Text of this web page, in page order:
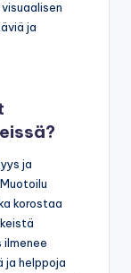
ja
ja
korostaa
ja helppoja